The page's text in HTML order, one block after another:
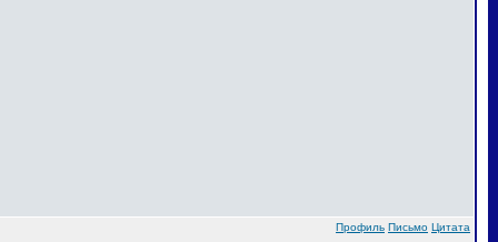
Профиль Письмо Цитата